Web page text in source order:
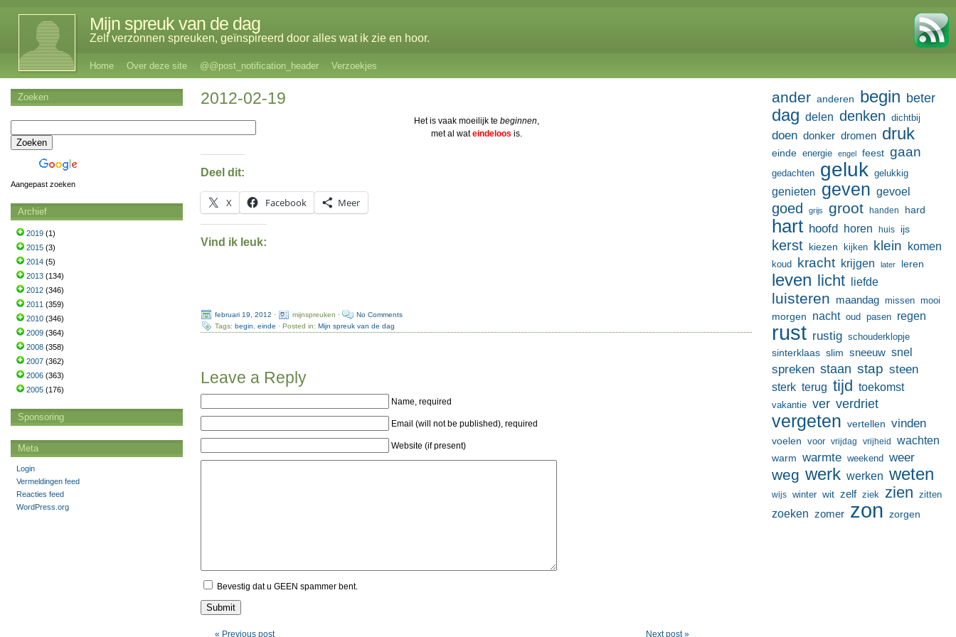
Mijn spreuk van de dag
Zelf verzonnen spreuken, geïnspireerd door alles wat ik zie en hoor.
Home Over deze site @@post_notification_header Verzoekjes
2012-02-19
Het is vaak moeilijk te beginnen,
met al wateindeloos is.
Deel dit:
X Facebook Meer
Vind ik leuk:
februari 19, 2012 · mijnspreuken ·
No Comments
Tags:begin ,einde · Posted in:Mijn spreuk van de dag
Leave a Reply
Name, required
Email (will not be published), required
Website (if present)
Bevestig dat u GEEN spammer bent.
« Previous post Next post »
ander anderen begin beter
dag delen denken dichtbij
doen donker dromen druk
einde energie engel feest gaan
gedachten geluk gelukkig
genieten geven gevoel
goed grijs groot handen hard
hart hoofd horen huis ijs
kerst kiezen kijken klein komen
koud kracht krijgen later leren
leven licht liefde
luisteren maandag missen mooi
morgen nacht oud pasen regen
rust rustig schouderklopje
sinterklaas slim sneeuw snel
spreken staan stap steen
sterk terug tijd toekomst
vakantie ver verdriet
vergeten vertellen vinden
voelen voor vrijdag vrijheid wachten
warm warmte weekend weer
weg werk werken weten
wijs winter wit zelf ziek zien zitten
zoeken zomer zon zorgen
Zoeken
Aangepast zoeken
Archief
2019 (1)
2015 (3)
2014 (5)
2013 (134)
2012 (346)
2011 (359)
2010 (346)
2009 (364)
2008 (358)
2007 (362)
2006 (363)
2005 (176)
Sponsoring
Meta
Login
Vermeldingen feed
Reacties feed
WordPress.org